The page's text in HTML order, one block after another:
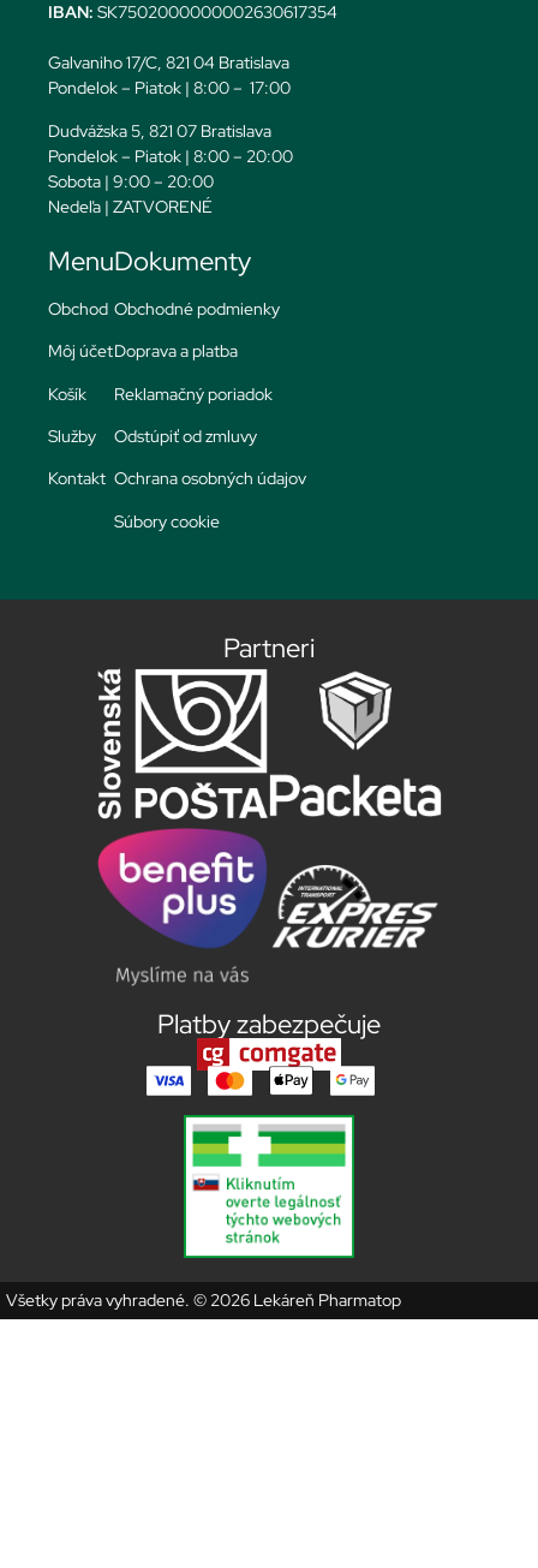
IBAN: SK7502000000002630617354
Galvaniho 17/C, 821 04 Bratislava
Pondelok – Piatok | 8:00 – 17:00
Dudvážska 5, 821 07 Bratislava
Pondelok – Piatok | 8:00 – 20:00
Sobota | 9:00 – 20:00
Nedeľa | ZATVORENÉ
Menu
Obchod
Môj účet
Košík
Služby
Kontakt
Dokumenty
Obchodné podmienky
Doprava a platba
Reklamačný poriadok
Odstúpiť od zmluvy
Ochrana osobných údajov
Súbory cookie
Partneri
Platby zabezpečuje
Všetky práva vyhradené. © 2026 Lekáreň Pharmatop